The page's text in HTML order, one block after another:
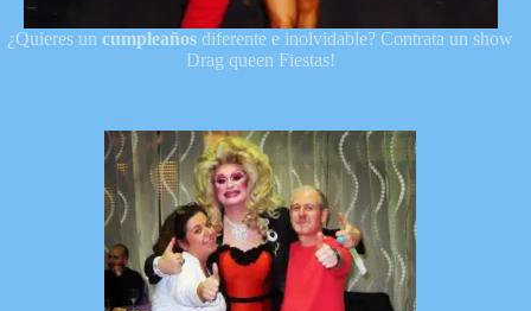
¿Quieres uncumpleañosdiferente e inolvidable? Contrata un show
Drag queen Fiestas!